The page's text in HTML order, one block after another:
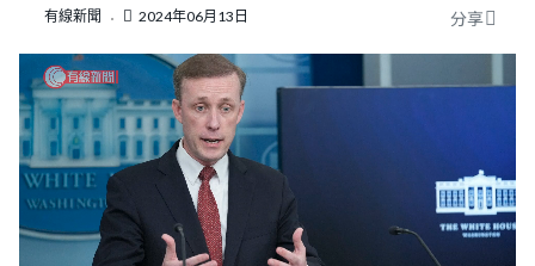
有線新聞 2024年06月13日 分享